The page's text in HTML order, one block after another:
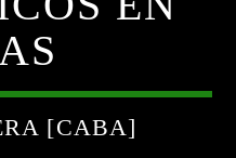
[CABA]